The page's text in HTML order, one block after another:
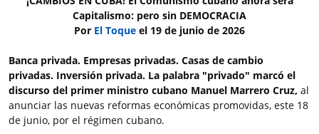
Capitalismo: pero sin DEMOCRACIA
Por El Toque el 19 de junio de 2026
Banca privada. Empresas privadas. Casas de cambio
privadas. Inversión privada. La palabra "privado" marcó el
discurso del primer ministro cubano Manuel Marrero Cruz, al
anunciar las nuevas reformas económicas promovidas, este 18
de junio, por el régimen cubano.